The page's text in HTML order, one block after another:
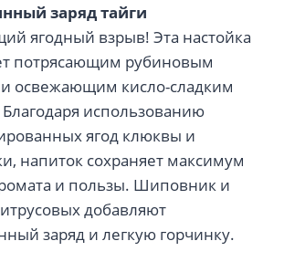
заряд тайги
ягодный взрыв! Эта настойка
потрясающим рубиновым
освежающим кисло-сладким
использованию
ягод клюквы и
напиток сохраняет максимум
и пользы. Шиповник и
добавляют
заряд и легкую горчинку.